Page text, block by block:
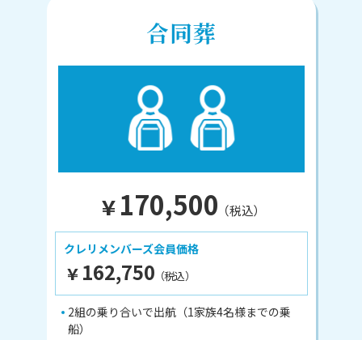
合同葬
¥170,500 （税込）
クレリメンバーズ会員価格
¥ 162,750 （税込）
2組の乗り合いで出航（1家族4名様までの乗
船）